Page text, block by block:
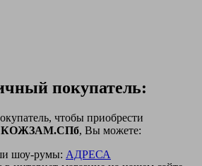
покупатель:
чтобы приобрести
КОЖЗАМ.СПб, Вы можете:
шоу-румы: АДРЕСА